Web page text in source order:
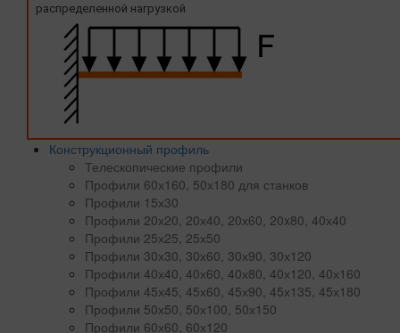
распределенной нагрузкой
Конструкционный профиль
Телескопические профили
Профили 60х160, 50х180 для станков
Профили 15х30
Профили 20х20, 20х40, 20х60, 20x80, 40х40
Профили 25х25, 25х50
Профили 30х30, 30х60, 30х90, 30х120
Профили 40х40, 40х60, 40х80, 40х120, 40х160
Профили 45х45, 45х60, 45х90, 45х135, 45х180
Профили 50х50, 50х100, 50х150
Профили 60х60, 60х120